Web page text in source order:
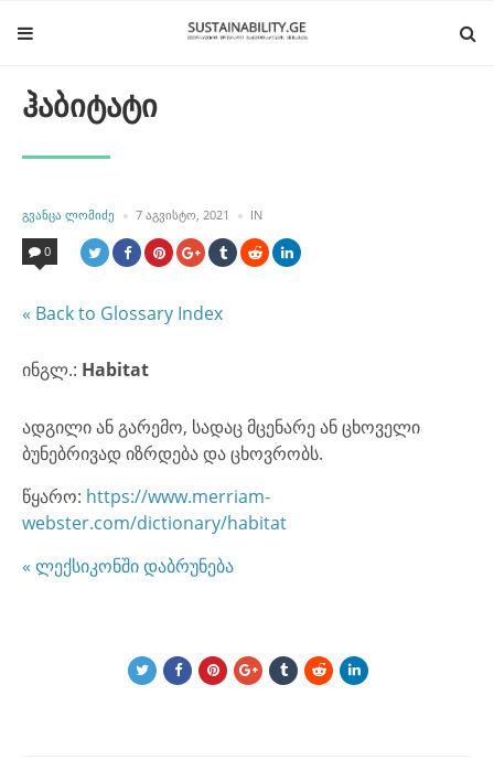
ჰაბიტატი
POSTED
BY
ᲒᲕᲐᲜᲪᲐ ᲚᲝᲛᲘᲫᲔ 7 ᲐᲒᲕᲘᲡᲢᲝ, 2021 INPOSTED
IN
0
« Back to Glossary Index
ინგლ.: Habitat
ადგილი ან გარემო, სადაც მცენარე ან ცხოველი
ბუნებრივად იზრდება და ცხოვრობს.
წყარო: https://www.merriam-
webster.com/dictionary/habitat
« ლექსიკონში დაბრუნება